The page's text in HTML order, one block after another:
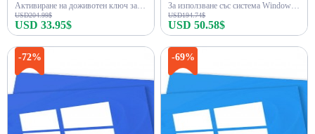
Активиране на доживотен ключ за Win 11 Home
USD204.99$
USD 33.95$
За използване със система Windows 11 Pro N
USD194.74$
USD 50.58$
-72% -69%